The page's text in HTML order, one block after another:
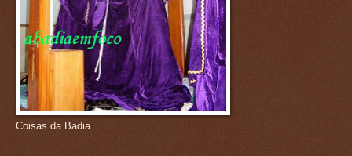
Coisas da Badia